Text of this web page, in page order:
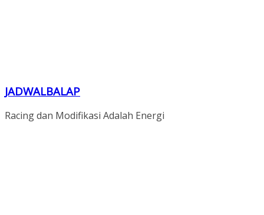
JADWALBALAP
Racing dan Modifikasi Adalah Energi